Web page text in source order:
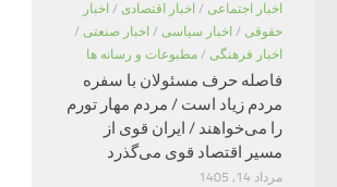
اخبار اجتماعی / اخبار اقتصادی / اخبار
حقوقی / اخبار سیاسی / اخبار صنعتی /
اخبار فرهنگی / مطبوعات و رسانه ها
فاصله حرف مسئولان با سفره
مردم زیاد است / مردم مهار تورم
را می‌خواهند / ایران قوی از
مسیر اقتصاد قوی می‌گذرد
مرداد 14, 1405